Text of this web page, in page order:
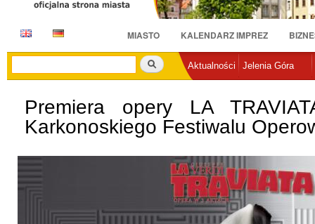
E
D
MIASTO KALENDARZ IMPREZ
Szukaj
Aktualności Jelenia Góra
Premiera opery LA
Karkonoskiego Festiwalu